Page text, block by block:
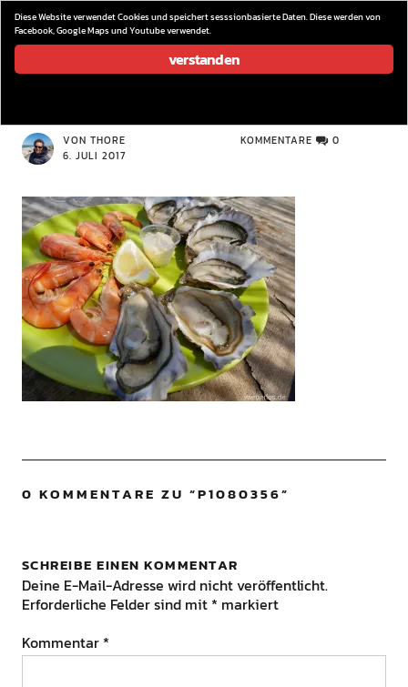
wieder los…
VON THORE
6. JULI 2017
KOMMENTARE 0
0 KOMMENTARE ZU “P1080356”
SCHREIBE EINEN KOMMENTAR
Deine E-Mail-Adresse wird nicht veröffentlicht.
Erforderliche Felder sind mit * markiert
Kommentar *
Diese Website verwendet Cookies und speichert sesssionbasierte Daten. Diese werden von
Facebook, Google Maps und Youtube verwendet.
verstanden